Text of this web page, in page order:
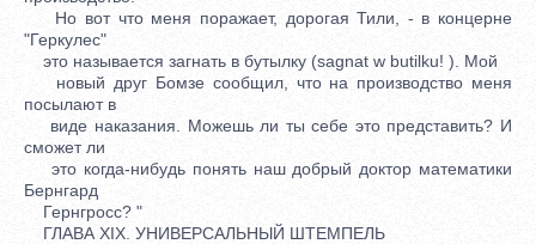
Но вот что меня поражает, дорогая Тили, - в концерне
"Геркулес"
это называется загнать в бутылку (sagnat w butilku! ). Мой
новый друг Бомзе сообщил, что на производство меня
посылают в
виде наказания. Можешь ли ты себе это представить? И
сможет ли
это когда-нибудь понять наш добрый доктор математики
Бернгард
Гернгросс? "
ГЛАВА XIX. УНИВЕРСАЛЬНЫЙ ШТЕМПЕЛЬ